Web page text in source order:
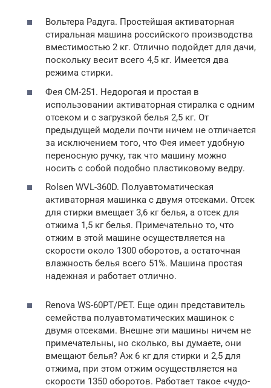
Вольтера Радуга. Простейшая активаторная
стиральная машина российского производства
вместимостью 2 кг. Отлично подойдет для дачи,
поскольку весит всего 4,5 кг. Имеется два
режима стирки.
Фея СМ-251. Недорогая и простая в
использовании активаторная стиралка с одним
отсеком и с загрузкой белья 2,5 кг. От
предыдущей модели почти ничем не отличается
за исключением того, что Фея имеет удобную
переносную ручку, так что машину можно
носить с собой подобно пластиковому ведру.
Rolsen WVL-360D. Полуавтоматическая
активаторная машинка с двумя отсеками. Отсек
для стирки вмещает 3,6 кг белья, а отсек для
отжима 1,5 кг белья. Примечательно то, что
отжим в этой машине осуществляется на
скорости около 1300 оборотов, а остаточная
влажность белья всего 51%. Машина простая
надежная и работает отлично.
Renova WS-60PT/PET. Еще один представитель
семейства полуавтоматических машинок с
двумя отсеками. Внешне эти машины ничем не
примечательны, но сколько, вы думаете, они
вмещают белья? Аж 6 кг для стирки и 2,5 для
отжима, при этом отжим осуществляется на
скорости 1350 оборотов. Работает такое «чудо-